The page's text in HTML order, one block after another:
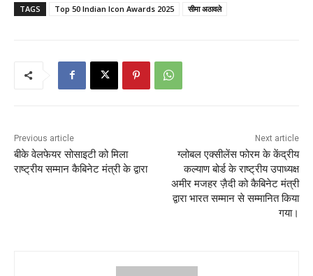
TAGS Top 50 Indian Icon Awards 2025 सीमा अठावले
Previous article
बीके वेलफेयर सोसाइटी को मिला
राष्ट्रीय सम्मान कैबिनेट मंत्री के द्वारा
Next article
ग्लोबल एक्सीलेंस फोरम के केंद्रीय
कल्याण बोर्ड के राष्ट्रीय उपाध्यक्ष
अमीर मजहर ज़ैदी को कैबिनेट मंत्री
द्वारा भारत सम्मान से सम्मानित किया
गया।